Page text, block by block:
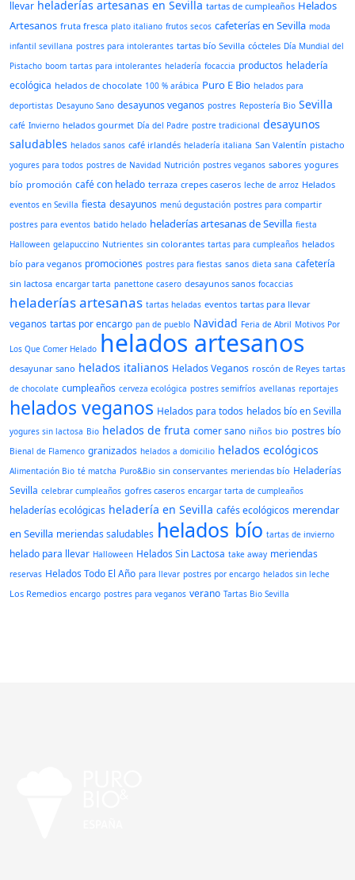
llevar heladerías artesanas en Sevilla tartas de cumpleaños Helados
Artesanos fruta fresca plato italiano frutos secos cafeterías en Sevilla moda
infantil sevillana postres para intolerantes tartas bío Sevilla cócteles Día Mundial del
Pistacho boom tartas para intolerantes heladería focaccia productos heladería
ecológica helados de chocolate 100 % arábica Puro E Bio helados para
deportistas Desayuno Sano desayunos veganos postres Repostería Bio Sevilla
café Invierno helados gourmet Día del Padre postre tradicional desayunos
saludables helados sanos café irlandés heladería italiana San Valentín pistacho
yogures para todos postres de Navidad Nutrición postres veganos sabores yogures
bío promoción café con helado terraza crepes caseros leche de arroz Helados
eventos en Sevilla fiesta desayunos menú degustación postres para compartir
postres para eventos batido helado heladerías artesanas de Sevilla fiesta
Halloween gelapuccino Nutrientes sin colorantes tartas para cumpleaños helados
bío para veganos promociones postres para fiestas sanos dieta sana cafetería
sin lactosa encargar tarta panettone casero desayunos sanos focaccias
heladerías artesanas tartas heladas eventos tartas para llevar
veganos tartas por encargo pan de pueblo Navidad Feria de Abril Motivos Por
Los Que Comer Helado helados artesanos
desayunar sano helados italianos Helados Veganos roscón de Reyes tartas
de chocolate cumpleaños cerveza ecológica postres semifríos avellanas reportajes
helados veganos Helados para todos helados bío en Sevilla
yogures sin lactosa Bio helados de fruta comer sano niños bio postres bío
Bienal de Flamenco granizados helados a domicilio helados ecológicos
Alimentación Bio té matcha Puro&Bio sin conservantes meriendas bío Heladerías
Sevilla celebrar cumpleaños gofres caseros encargar tarta de cumpleaños
heladerías ecológicas heladería en Sevilla cafés ecológicos merendar
en Sevilla meriendas saludables helados bío tartas de invierno
helado para llevar Halloween Helados Sin Lactosa take away meriendas
reservas Helados Todo El Año para llevar postres por encargo helados sin leche
Los Remedios encargo postres para veganos verano Tartas Bio Sevilla